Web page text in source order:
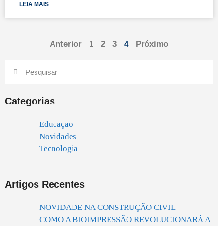
LEIA MAIS
Anterior 1 2 3 4 Próximo
Categorias
Educação
Novidades
Tecnologia
Artigos Recentes
NOVIDADE NA CONSTRUÇÃO CIVIL
COMO A BIOIMPRESSÃO REVOLUCIONARÁ A